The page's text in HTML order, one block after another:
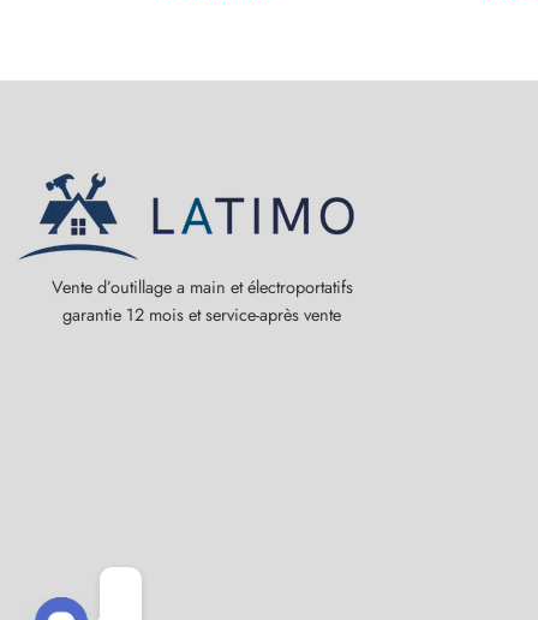
Vente d’outillage a main et électroportatifs
garantie 12 mois et service-après vente